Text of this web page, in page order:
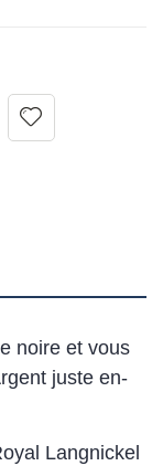
noire et vous
juste en-
Langnickel